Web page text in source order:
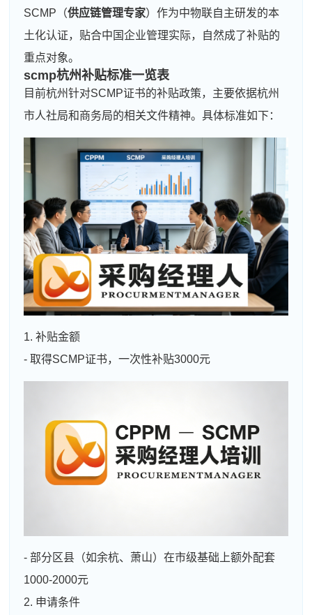
SCMP（供应链管理专家）作为中物联自主研发的本
土化认证，贴合中国企业管理实际，自然成了补贴的
重点对象。
scmp杭州补贴标准一览表
目前杭州针对SCMP证书的补贴政策，主要依据杭州
市人社局和商务局的相关文件精神。具体标准如下：
1. 补贴金额
- 取得SCMP证书，一次性补贴3000元
- 部分区县（如余杭、萧山）在市级基础上额外配套
1000-2000元
2. 申请条件